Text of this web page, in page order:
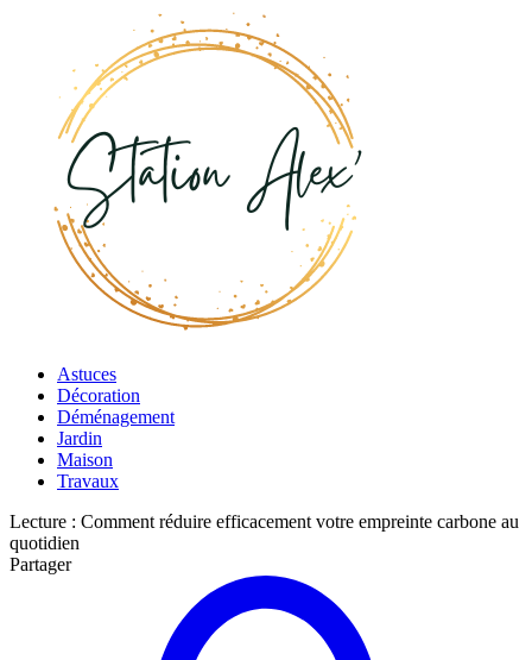
Astuces
Décoration
Déménagement
Jardin
Maison
Travaux
Lecture : Comment réduire efficacement votre empreinte carbone au
quotidien
Partager